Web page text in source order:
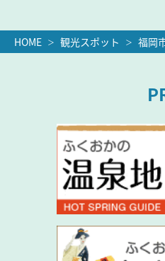
HOME 観光スポット 福岡